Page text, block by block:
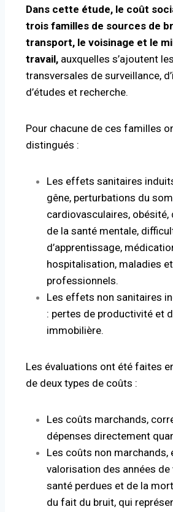
Dans cette étude, le coût
trois familles de sources de
transport, le voisinage et le
travail, auxquelles s’ajoutent
transversales de surveillance,
d’études et recherche.
Pour chacune de ces familles
distingués :
Les effets sanitaires
gêne, perturbations du
cardiovasculaires, obésité,
de la santé mentale,
d’apprentissage,
hospitalisation, maladies
professionnels.
Les effets non sanitaires
: pertes de productivité et
immobilière.
Les évaluations ont été faites
de deux types de coûts :
Les coûts marchands,
dépenses directement
Les coûts non marchands,
valorisation des années de
santé perdues et de la
du fait du bruit, qui